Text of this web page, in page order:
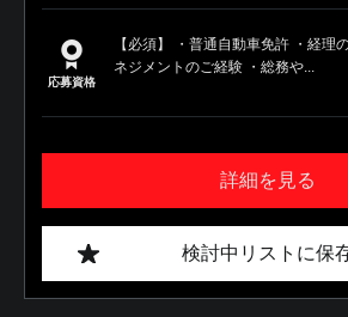
応募資格
【必須】 ・普通自動車免許 ・経理
ネジメントのご経験 ・総務や...
詳細を見る
検討中リストに保